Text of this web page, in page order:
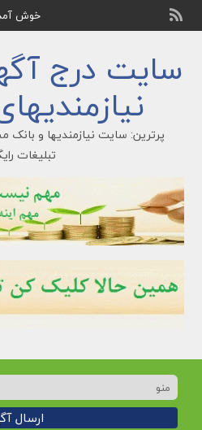
خوش
سایت درج
پرترین: سایت نیازمندیها و بانک
تبلیغات
ارسال